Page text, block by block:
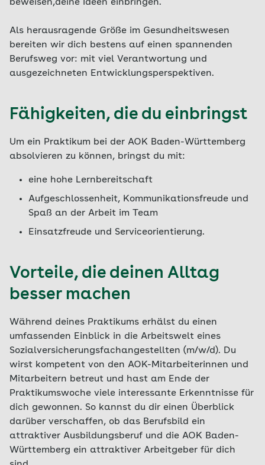
beweisen,deine Ideen einbringen.
Als herausragende Größe im Gesundheitswesen
bereiten wir dich bestens auf einen spannenden
Berufsweg vor: mit viel Verantwortung und
ausgezeichneten Entwicklungsperspektiven.
Fähigkeiten, die du einbringst
Um ein Praktikum bei der AOK Baden-Württemberg
absolvieren zu können, bringst du mit:
eine hohe Lernbereitschaft
Aufgeschlossenheit, Kommunikationsfreude und
Spaß an der Arbeit im Team
Einsatzfreude und Serviceorientierung.
Vorteile, die deinen Alltag
besser machen
Während deines Praktikums erhälst du einen
umfassenden Einblick in die Arbeitswelt eines
Sozialversicherungsfachangestellten (m/w/d). Du
wirst kompetent von den AOK-Mitarbeiterinnen und
Mitarbeitern betreut und hast am Ende der
Praktikumswoche viele interessante Erkenntnisse für
dich gewonnen. So kannst du dir einen Überblick
darüber verschaffen, ob das Berufsbild ein
attraktiver Ausbildungsberuf und die AOK Baden-
Württemberg ein attraktiver Arbeitgeber für dich